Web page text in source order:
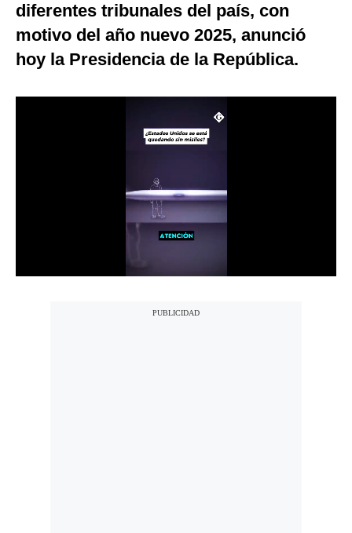
Club del Suscriptor
Mix
diferentes tribunales del país, con
motivo del año nuevo 2025, anunció
hoy la Presidencia de la República.